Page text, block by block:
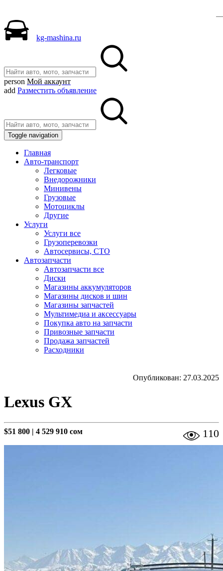
kg-mashina.ru
person Мой аккаунт
add Разместить объявление
Toggle navigation
Главная
Авто-транспорт
Легковые
Внедорожники
Минивены
Грузовые
Мотоциклы
Другие
Услуги
Услуги все
Грузоперевозки
Автосервисы, СТО
Автозапчасти
Автозапчасти все
Диски
Магазины аккумуляторов
Магазины дисков и шин
Магазины запчастей
Мультимедиа и аксессуары
Покупка авто на запчасти
Привозные запчасти
Продажа запчастей
Расходники
Опубликован: 27.03.2025
Lexus GX
$51 800 | 4 529 910 сом 110